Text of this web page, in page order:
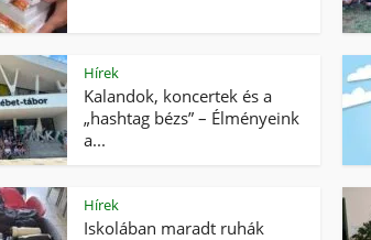
Hírek
Kalandok, koncertek és a
„hashtag bézs” – Élményeink
a...
Hírek
Iskolában maradt ruhák